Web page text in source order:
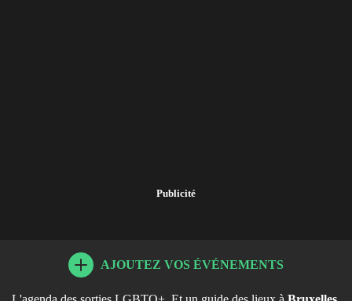
Publicité
AJOUTEZ VOS ÉVÉNEMENTS